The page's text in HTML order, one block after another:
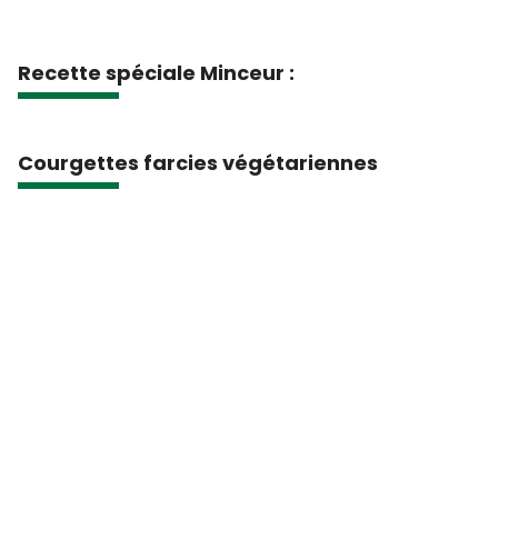
Recette spéciale Minceur :
Courgettes farcies végétariennes